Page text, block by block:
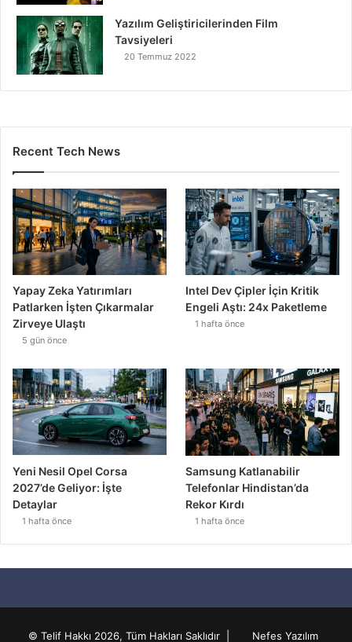
Yazılım Geliştiricilerinden Film
Tavsiyeleri
20 Temmuz 2022
Recent Tech News
Yapay Zeka Yatırımları
Patlarken İşten Çıkarmalar
Zirveye Ulaştı
5 gün önce
Intel Dev Çipler İçin Kritik
Engeli Aştı: 24x Paketleme
1 hafta önce
Yeni Nesil Opel Corsa
2027’de Geliyor: İşte
Detaylar
1 hafta önce
Samsung Katlanabilir
Telefonlar Hindistan’da
Rekor Kırdı
1 hafta önce
© Telif Hakkı 2026, Tüm Hakları Saklıdır | Nefes Yazılım